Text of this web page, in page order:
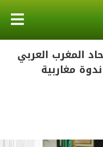
المغرب العربي
مغاربية